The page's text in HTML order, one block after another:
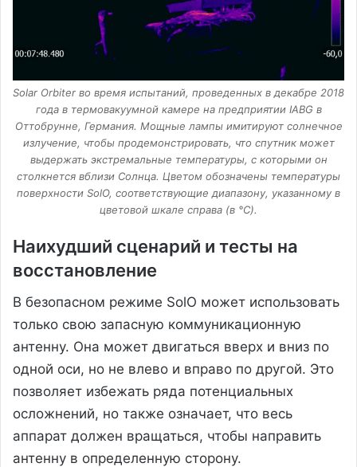
Solar Orbiter во время испытаний, проведенных в декабре 2018
года в термовакуумной камере на предприятии IABG в
Оттобрунне, Германия. Мощные лампы имитируют солнечное
излучение, чтобы продемонстрировать, что спутник может
выдержать экстремальные температуры, с которыми он
столкнется вблизи Солнца. Цветом обозначены температуры
поверхности SolO, соответствующие диапазону, указанному в
цветовой шкале справа (в °C).
Наихудший сценарий и тесты на
восстановление
В безопасном режиме SolO может использовать
только свою запасную коммуникационную
антенну. Она может двигаться вверх и вниз по
одной оси, но не влево и вправо по другой. Это
позволяет избежать ряда потенциальных
осложнений, но также означает, что весь
аппарат должен вращаться, чтобы направить
антенну в определенную сторону.